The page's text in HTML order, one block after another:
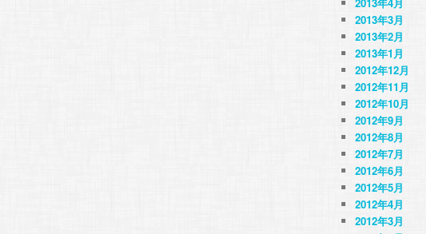
2013年3月
2013年2月
2013年1月
2012年12月
2012年11月
2012年10月
2012年9月
2012年8月
2012年7月
2012年6月
2012年5月
2012年4月
2012年3月